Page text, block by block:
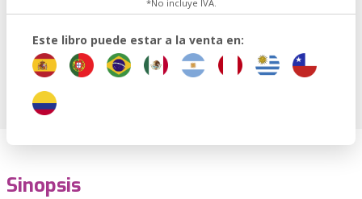
*No incluye IVA.
Este libro puede estar a la venta en:
Sinopsis